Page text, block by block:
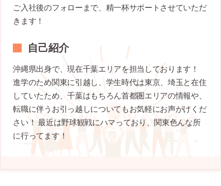
ご入社後のフォローまで、精一杯サポートさせていただ
きます！
自己紹介
沖縄県出身で、現在千葉エリアを担当しております！
進学のため関東に引越し、学生時代は東京、埼玉と在住
していたため、千葉はもちろん首都圏エリアの情報や、
転職に伴うお引っ越しについてもお気軽にお声がけくだ
さい！ 最近は野球観戦にハマっており、関東色んな所
に行ってます！